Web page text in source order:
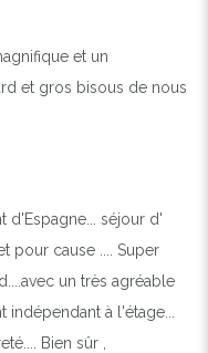
et un
et gros bisous de nous
d'Espagne... séjour d'
pour cause .... Super
un très agréable
à l'étage...
Bien sûr ,